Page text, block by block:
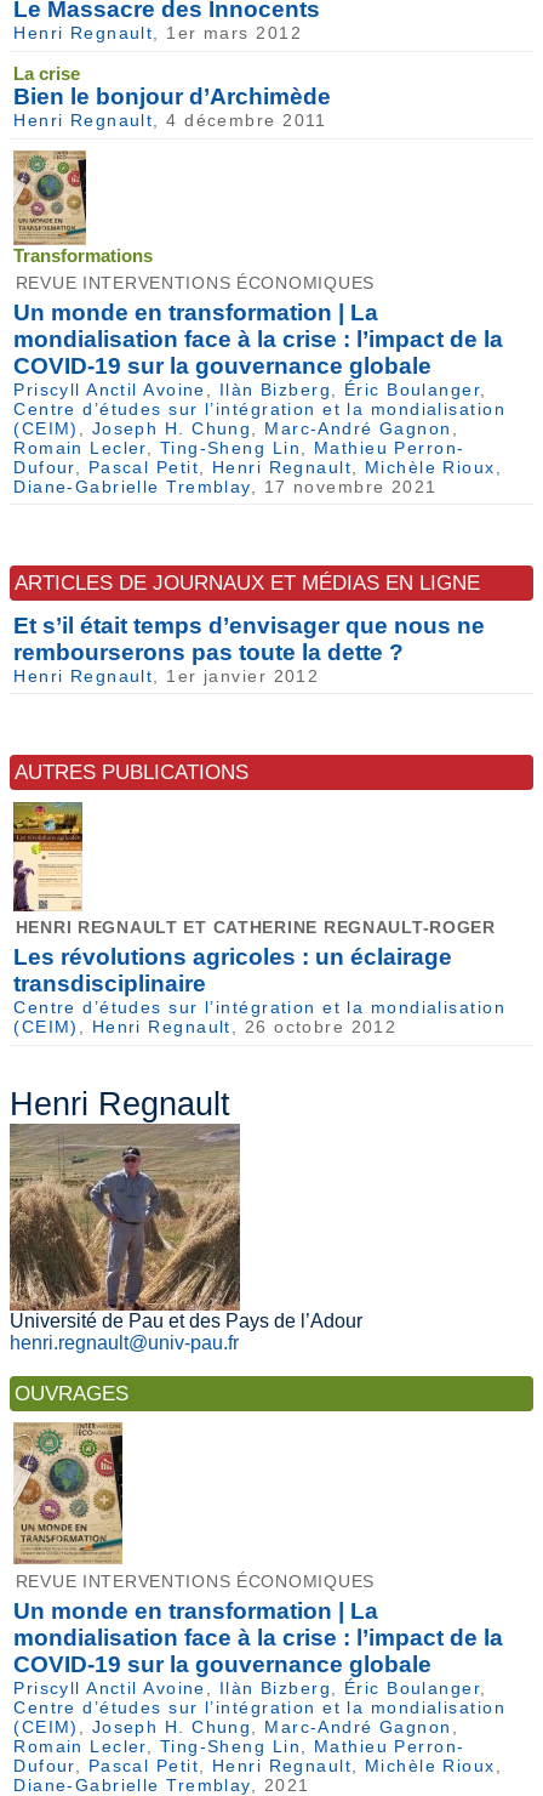
Le Massacre des Innocents
Henri Regnault, 1er mars 2012
La crise
Bien le bonjour d’Archimède
Henri Regnault, 4 décembre 2011
Transformations
REVUE INTERVENTIONS ÉCONOMIQUES
Un monde en transformation | La
mondialisation face à la crise : l’impact de la
COVID-19 sur la gouvernance globale
Priscyll Anctil Avoine Ilàn Bizberg Éric Boulanger
Centre d’études sur l’intégration et la mondialisation
(CEIM)
Joseph H. Chung Marc-André Gagnon
Romain Lecler
Ting-Sheng Lin
Mathieu Perron-
Dufour
Pascal Petit Henri Regnault Michèle Rioux
Diane-Gabrielle Tremblay , 17 novembre 2021
ARTICLES DE JOURNAUX ET MÉDIAS EN LIGNE
Et s’il était temps d’envisager que nous ne
rembourserons pas toute la dette ?
Henri Regnault , 1er janvier 2012
AUTRES PUBLICATIONS
HENRI REGNAULT ET CATHERINE REGNAULT-ROGER
Les révolutions agricoles : un éclairage
transdisciplinaire
Centre d’études sur l’intégration et la mondialisation
(CEIM)
Henri Regnault , 26 octobre 2012
Henri Regnault
Université de Pau et des Pays de l’Adour
henri.regnault@univ-pau.fr
OUVRAGES
REVUE INTERVENTIONS ÉCONOMIQUES
Un monde en transformation | La
mondialisation face à la crise : l’impact de la
COVID-19 sur la gouvernance globale
Priscyll Anctil Avoine Ilàn Bizberg Éric Boulanger
Centre d’études sur l’intégration et la mondialisation
(CEIM)
Joseph H. Chung Marc-André Gagnon
Romain Lecler
Ting-Sheng Lin
Mathieu Perron-
Dufour
Pascal Petit Henri Regnault Michèle Rioux
Diane-Gabrielle Tremblay , 2021